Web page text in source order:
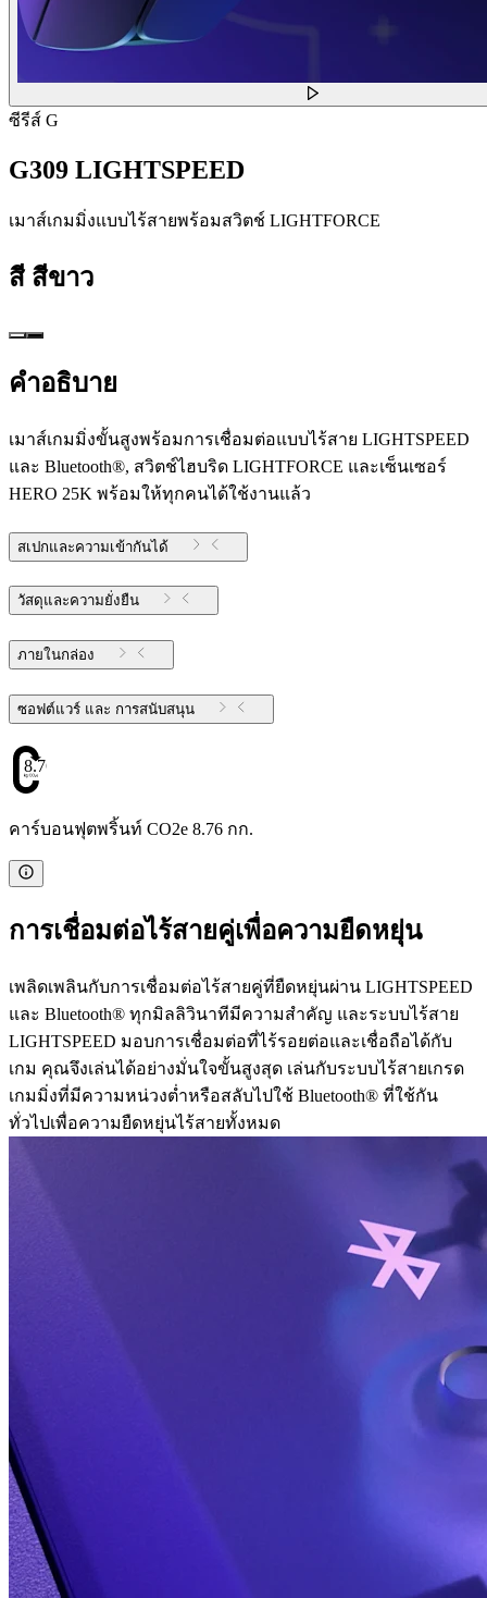
ซีรีส์ G
G309 LIGHTSPEED
เมาส์เกมมิ่งแบบไร้สายพร้อมสวิตช์ LIGHTFORCE
สี สีขาว
คำอธิบาย
เมาส์เกมมิ่งขั้นสูงพร้อมการเชื่อมต่อแบบไร้สาย LIGHTSPEED
และ Bluetooth®, สวิตช์ไฮบริด LIGHTFORCE และเซ็นเซอร์
HERO 25K พร้อมให้ทุกคนได้ใช้งานแล้ว
สเปกและความเข้ากันได้
วัสดุและความยั่งยืน
ภายในกล่อง
ซอฟต์แวร์ และ การสนับสนุน
8.76
คาร์บอนฟุตพริ้นท์ CO2e 8.76 กก.
การเชื่อมต่อไร้สายคู่เพื่อความยืดหยุ่น
เพลิดเพลินกับการเชื่อมต่อไร้สายคู่ที่ยืดหยุ่นผ่าน LIGHTSPEED
และ Bluetooth® ทุกมิลลิวินาทีมีความสําคัญ และระบบไร้สาย
LIGHTSPEED มอบการเชื่อมต่อที่ไร้รอยต่อและเชื่อถือได้กับ
เกม คุณจึงเล่นได้อย่างมั่นใจขั้นสูงสุด เล่นกับระบบไร้สายเกรด
เกมมิ่งที่มีความหน่วงต่ำหรือสลับไปใช้ Bluetooth® ที่ใช้กัน
ทั่วไปเพื่อความยืดหยุ่นไร้สายทั้งหมด